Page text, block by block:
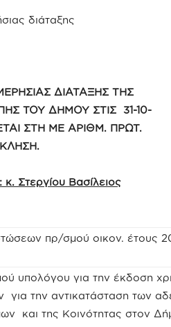
διάταξης
ΔΙΑΤΑΞΗΣ ΤΗΣ
ΤΟΥ ΔΗΜΟΥ ΣΤΙΣ 31-10-
ΣΤΗ ΜΕ ΑΡΙΘΜ. ΠΡΩΤ.
Στεργίου Βασίλειος
πρ/σμού οικον. έτους
υπολόγου για την έκδοση
για την αντικατάσταση των
και της Κοινότητας στον